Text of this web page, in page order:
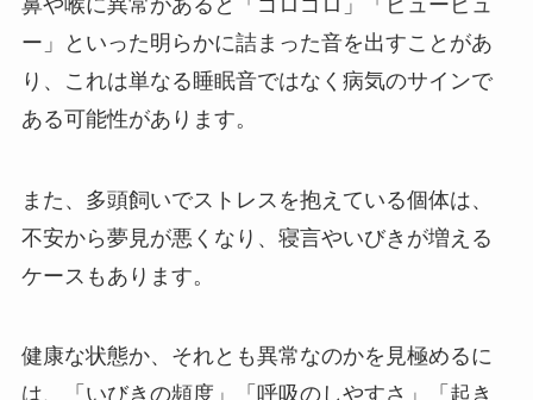
ー」といった明らかに詰まった音を出すことがあ
り、これは単なる睡眠音ではなく病気のサインで
ある可能性があります。
また、多頭飼いでストレスを抱えている個体は、
不安から夢見が悪くなり、寝言やいびきが増える
ケースもあります。
健康な状態か、それとも異常なのかを見極めるに
は、「いびきの頻度」「呼吸のしやすさ」「起き